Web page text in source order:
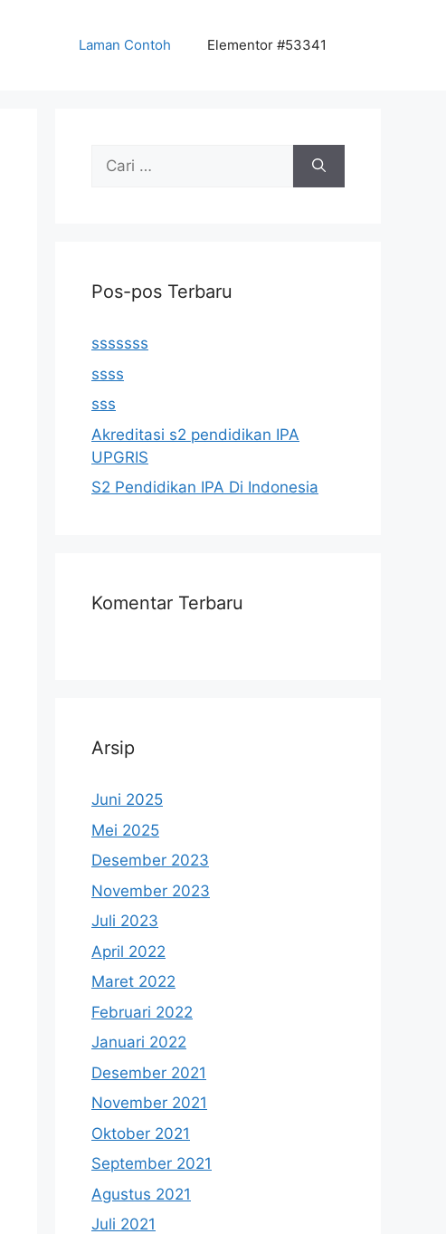
Laman Contoh Elementor #53341
Cari
Pos-pos Terbaru
sssssss
ssss
sss
Akreditasi s2 pendidikan IPA
UPGRIS
S2 Pendidikan IPA Di Indonesia
Komentar Terbaru
Arsip
Juni 2025
Mei 2025
Desember 2023
November 2023
Juli 2023
April 2022
Maret 2022
Februari 2022
Januari 2022
Desember 2021
November 2021
Oktober 2021
September 2021
Agustus 2021
Juli 2021